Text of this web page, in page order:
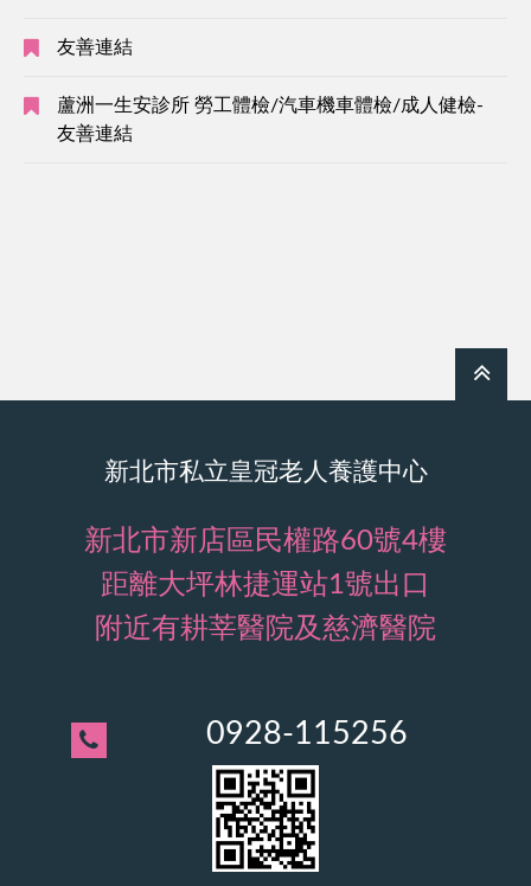
友善連結
蘆洲一生安診所 勞工體檢/汽車機車體檢/成人健檢-
友善連結
新北市私立皇冠老人養護中心
新北市新店區民權路60號4樓
距離大坪林捷運站1號出口
附近有耕莘醫院及慈濟醫院
0928-115256